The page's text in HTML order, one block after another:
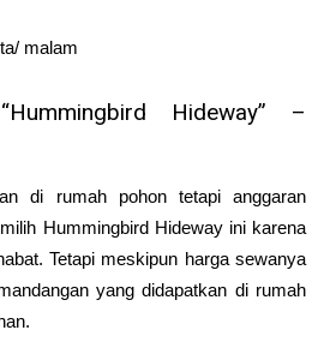
malam
Hideway” –
di rumah pohon tetapi anggaran
Hummingbird Hideway ini karena
Tetapi meskipun harga sewanya
yang didapatkan di rumah